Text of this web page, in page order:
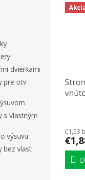
dvierkami
pre otv
s vlastným
výsuvu
bez vlast
€1,53